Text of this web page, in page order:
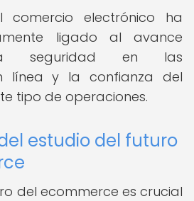
comercio electrónico ha
ligado al avance
seguridad en las
línea y la confianza del
tipo de operaciones.
estudio del futuro
del ecommerce es crucial